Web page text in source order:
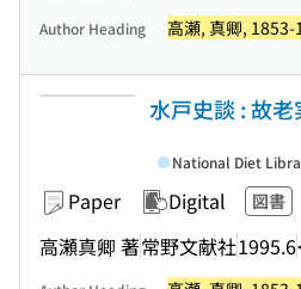
Author Heading 高瀬, 真卿, 1853-
水戸史談 : 故老
Paper Digital 図書
高瀬真卿 著常野文献社1995.6
National Diet